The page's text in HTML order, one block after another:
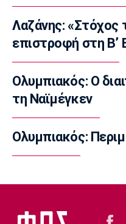
09:50
Μπάσκετ Ελλάδα
Κολοσσός: Τι
εισιτήρια διαρκείας
Ποδόσφαιρο - Διεθνή
Στο στόχαστρο της
Ζεσούς
09:30
Μπάσκετ
09:20
ΠΑΟΚ: Γηραιότερος
Λαζάνης: «Στόχος
επιστροφή στη Β’
Ολυμπιακός: Ο
τη Ναϊμέγκεν
Ολυμπιακός: